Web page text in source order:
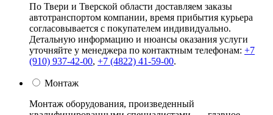
По Твери и Тверской области доставляем заказы
автотранспортом компании, время прибытия курьера
согласовывается с покупателем индивидуально.
Детальную информацию и нюансы оказания услуги
уточняйте у менеджера по контактным телефонам: +7
(910) 937-42-00, +7 (4822) 41-59-00.
Монтаж
Монтаж оборудования, произведенный